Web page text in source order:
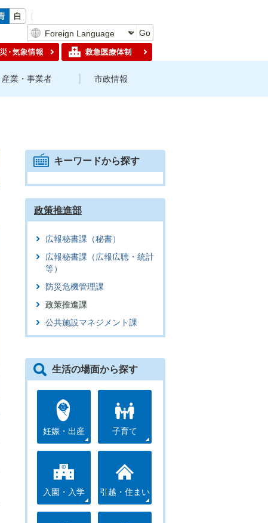
Go
産業・事業者 市政情報
キーワードから探す
政策推進部
広報秘書課（秘書）
広報秘書課（広報広聴・統計
等）
防災危機管理課
政策推進課
公共施設マネジメント課
生活の場面から探す
妊娠・出産 子育て
入園・入学 引越・住まい